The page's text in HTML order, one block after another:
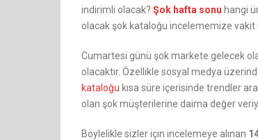
indirimli olacak? Şok hafta sonu hangi
olacak şok kataloğu incelememize vakit
Cumartesi günü şok markete gelecek
olacaktır. Özellikle sosyal medya
kataloğu kısa süre içerisinde trendler
olan şok müşterilerine daima değer
Böylelikle sizler için incelemeye alınan